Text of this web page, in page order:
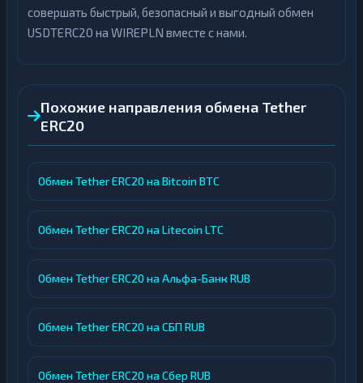
совершать быстрый, безопасный и выгодный обмен
USDTERC20 на WIREPLN вместе с нами.
Похожие направления обмена Tether
ERC20
Обмен Tether ERC20 на Bitcoin BTC
Обмен Tether ERC20 на Litecoin LTC
Обмен Tether ERC20 на Альфа-Банк RUB
Обмен Tether ERC20 на СБП RUB
Обмен Tether ERC20 на Сбер RUB